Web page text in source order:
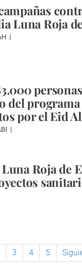
Luna Roja
del
por el Eid
Roja de
3 4 5